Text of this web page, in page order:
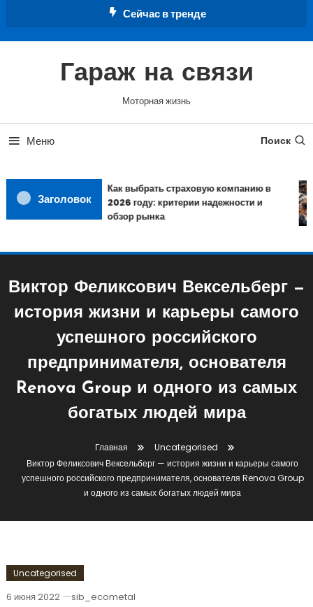
Сейчас в тренде
Гараж на связи
Моторная жизнь
Меню Поиск
Заголовок
Как выбрать страховую компанию в
2026 году: критерии надежности и
обзор рынка
Виктор Феликсович Вексельберг —
история жизни и карьеры самого
успешного российского
предпринимателя, основателя
Renova Group и одного из самых
богатых людей мира
Главная
Uncategorised
Виктор Феликсович Вексельберг — история жизни и карьеры самого
успешного российского предпринимателя, основателя Renova Group
и одного из самых богатых людей мира
Uncategorised
6 июня 2022 sib_ecometal